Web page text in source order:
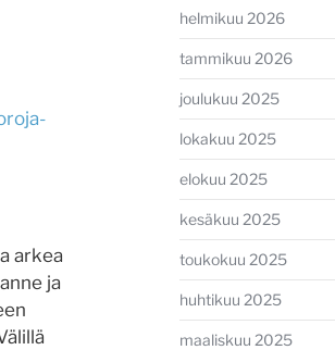
arkea
ja
helmikuu 2026
tammikuu 2026
joulukuu 2025
lokakuu 2025
elokuu 2025
kesäkuu 2025
toukokuu 2025
huhtikuu 2025
maaliskuu 2025